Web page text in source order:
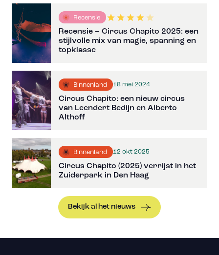
Recensie
Recensie – Circus Chapito 2025: een
stijlvolle mix van magie, spanning en
topklasse
Binnenland 18 mei 2024
Circus Chapito: een nieuw circus
van Leendert Bedijn en Alberto
Althoff
Binnenland 12 okt 2025
Circus Chapito (2025) verrijst in het
Zuiderpark in Den Haag
Bekijk al het nieuws